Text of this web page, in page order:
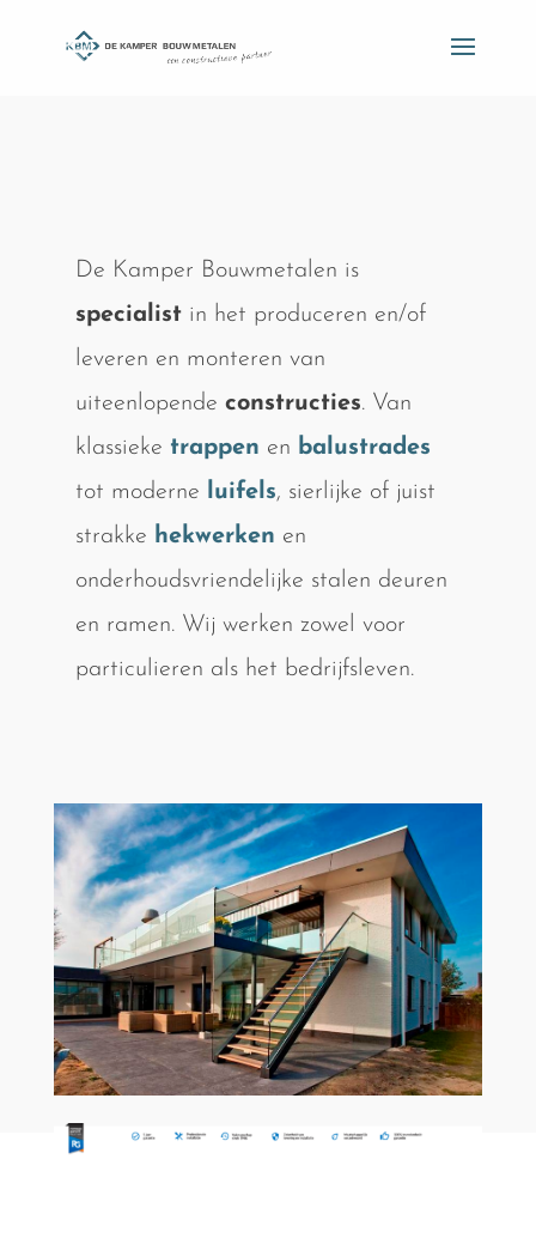
De Kamper Bouwmetalen is
specialistin het produceren en/of
leveren en monteren van
uiteenlopende constructies. Van
klassieke trappen en balustrades
tot moderne luifels, sierlijke of juist
strakke hekwerken en
onderhoudsvriendelijke stalen deuren
en ramen. Wij werken zowel voor
particulieren als het bedrijfsleven.